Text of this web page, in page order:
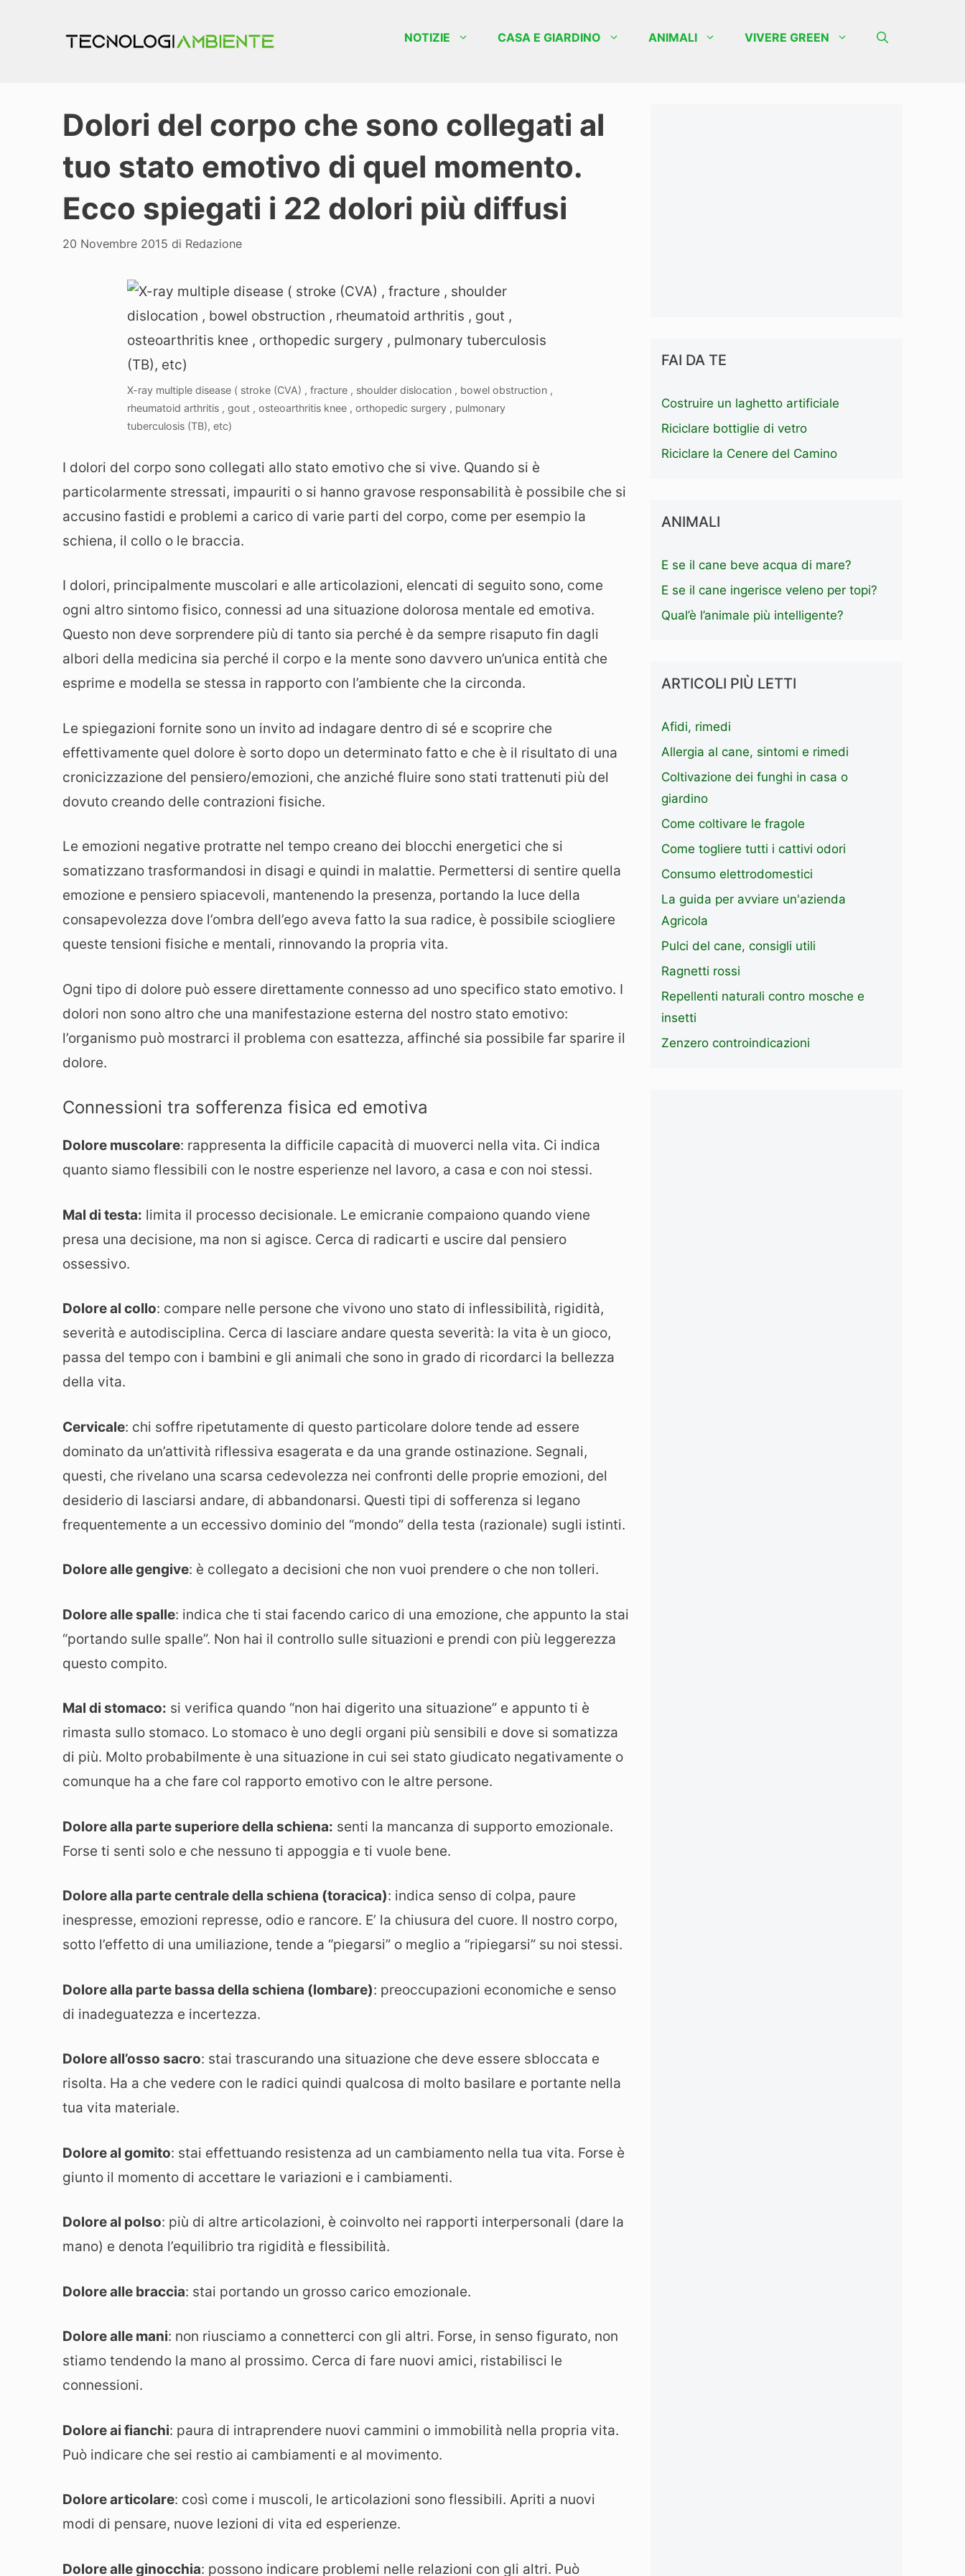
NOTIZIE CASA E GIARDINO ANIMALI VIVERE GREEN
Dolori del corpo che sono collegati al
tuo stato emotivo di quel momento.
Ecco spiegati i 22 dolori più diffusi
20 Novembre 2015 di Redazione
X-ray multiple disease ( stroke (CVA) , fracture , shoulder dislocation , bowel obstruction ,
rheumatoid arthritis , gout , osteoarthritis knee , orthopedic surgery , pulmonary
tuberculosis (TB), etc)
I dolori del corpo sono collegati allo stato emotivo che si vive. Quando si è
particolarmente stressati, impauriti o si hanno gravose responsabilità è possibile che si
accusino fastidi e problemi a carico di varie parti del corpo, come per esempio la
schiena, il collo o le braccia.
I dolori, principalmente muscolari e alle articolazioni, elencati di seguito sono, come
ogni altro sintomo fisico, connessi ad una situazione dolorosa mentale ed emotiva.
Questo non deve sorprendere più di tanto sia perché è da sempre risaputo fin dagli
albori della medicina sia perché il corpo e la mente sono davvero un’unica entità che
esprime e modella se stessa in rapporto con l’ambiente che la circonda.
Le spiegazioni fornite sono un invito ad indagare dentro di sé e scoprire che
effettivamente quel dolore è sorto dopo un determinato fatto e che è il risultato di una
cronicizzazione del pensiero/emozioni, che anziché fluire sono stati trattenuti più del
dovuto creando delle contrazioni fisiche.
Le emozioni negative protratte nel tempo creano dei blocchi energetici che si
somatizzano trasformandosi in disagi e quindi in malattie. Permettersi di sentire quella
emozione e pensiero spiacevoli, mantenendo la presenza, portando la luce della
consapevolezza dove l’ombra dell’ego aveva fatto la sua radice, è possibile sciogliere
queste tensioni fisiche e mentali, rinnovando la propria vita.
Ogni tipo di dolore può essere direttamente connesso ad uno specifico stato emotivo. I
dolori non sono altro che una manifestazione esterna del nostro stato emotivo:
l’organismo può mostrarci il problema con esattezza, affinché sia possibile far sparire il
dolore.
Connessioni tra sofferenza fisica ed emotiva
Dolore muscolare: rappresenta la difficile capacità di muoverci nella vita. Ci indica
quanto siamo flessibili con le nostre esperienze nel lavoro, a casa e con noi stessi.
Mal di testa: limita il processo decisionale. Le emicranie compaiono quando viene
presa una decisione, ma non si agisce. Cerca di radicarti e uscire dal pensiero
ossessivo.
Dolore al collo: compare nelle persone che vivono uno stato di inflessibilità, rigidità,
severità e autodisciplina. Cerca di lasciare andare questa severità: la vita è un gioco,
passa del tempo con i bambini e gli animali che sono in grado di ricordarci la bellezza
della vita.
Cervicale: chi soffre ripetutamente di questo particolare dolore tende ad essere
dominato da un’attività riflessiva esagerata e da una grande ostinazione. Segnali,
questi, che rivelano una scarsa cedevolezza nei confronti delle proprie emozioni, del
desiderio di lasciarsi andare, di abbandonarsi. Questi tipi di sofferenza si legano
frequentemente a un eccessivo dominio del “mondo” della testa (razionale) sugli istinti.
Dolore alle gengive: è collegato a decisioni che non vuoi prendere o che non tolleri.
Dolore alle spalle: indica che ti stai facendo carico di una emozione, che appunto la stai
“portando sulle spalle”. Non hai il controllo sulle situazioni e prendi con più leggerezza
questo compito.
Mal di stomaco: si verifica quando “non hai digerito una situazione” e appunto ti è
rimasta sullo stomaco. Lo stomaco è uno degli organi più sensibili e dove si somatizza
di più. Molto probabilmente è una situazione in cui sei stato giudicato negativamente o
comunque ha a che fare col rapporto emotivo con le altre persone.
Dolore alla parte superiore della schiena: senti la mancanza di supporto emozionale.
Forse ti senti solo e che nessuno ti appoggia e ti vuole bene.
Dolore alla parte centrale della schiena (toracica): indica senso di colpa, paure
inespresse, emozioni represse, odio e rancore. E’ la chiusura del cuore. Il nostro corpo,
sotto l’effetto di una umiliazione, tende a “piegarsi” o meglio a “ripiegarsi” su noi stessi.
Dolore alla parte bassa della schiena (lombare): preoccupazioni economiche e senso
di inadeguatezza e incertezza.
Dolore all’osso sacro: stai trascurando una situazione che deve essere sbloccata e
risolta. Ha a che vedere con le radici quindi qualcosa di molto basilare e portante nella
tua vita materiale.
Dolore al gomito: stai effettuando resistenza ad un cambiamento nella tua vita. Forse è
giunto il momento di accettare le variazioni e i cambiamenti.
Dolore al polso: più di altre articolazioni, è coinvolto nei rapporti interpersonali (dare la
mano) e denota l’equilibrio tra rigidità e flessibilità.
Dolore alle braccia: stai portando un grosso carico emozionale.
Dolore alle mani: non riusciamo a connetterci con gli altri. Forse, in senso figurato, non
stiamo tendendo la mano al prossimo. Cerca di fare nuovi amici, ristabilisci le
connessioni.
Dolore ai fianchi: paura di intraprendere nuovi cammini o immobilità nella propria vita.
Può indicare che sei restio ai cambiamenti e al movimento.
Dolore articolare: così come i muscoli, le articolazioni sono flessibili. Apriti a nuovi
modi di pensare, nuove lezioni di vita ed esperienze.
Dolore alle ginocchia: possono indicare problemi nelle relazioni con gli altri. Può
FAI DA TE
Costruire un laghetto artificiale
Riciclare bottiglie di vetro
Riciclare la Cenere del Camino
ANIMALI
E se il cane beve acqua di mare?
E se il cane ingerisce veleno per topi?
Qual’è l’animale più intelligente?
ARTICOLI PIÙ LETTI
Afidi, rimedi
Allergia al cane, sintomi e rimedi
Coltivazione dei funghi in casa o
giardino
Come coltivare le fragole
Come togliere tutti i cattivi odori
Consumo elettrodomestici
La guida per avviare un'azienda
Agricola
Pulci del cane, consigli utili
Ragnetti rossi
Repellenti naturali contro mosche e
insetti
Zenzero controindicazioni